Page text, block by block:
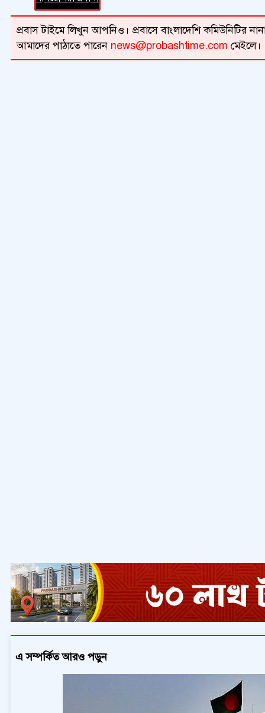
প্রবাস টাইমে লিখুন আপনিও। প্রবাসে বাংলাদেশি কমিউনিটির
আমাদের পাঠাতে পারেন news@probashtime.com মেইলে।
এ সম্পর্কিত আরও পড়ুন